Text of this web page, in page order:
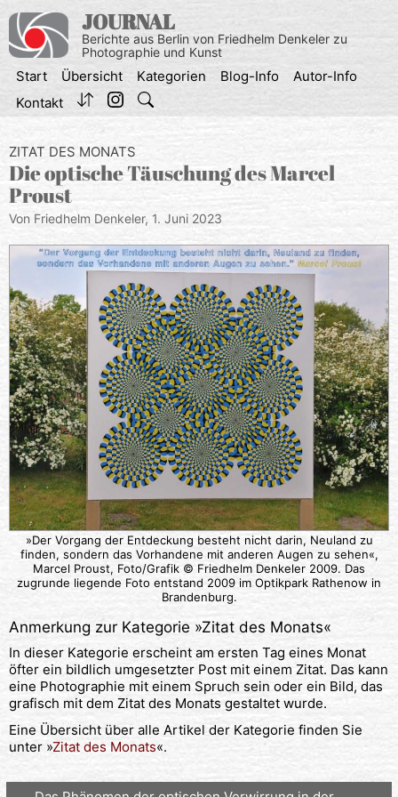
Inhalt
springen
JOURNAL
Berichte aus Berlin von Friedhelm Denkeler zu
Photographie und Kunst
Start Übersicht Kategorien Blog-Info
Autor-Info
Kontakt
ZITAT DES MONATS
Die optische Täuschung des Marcel
Proust
Von Friedhelm Denkeler, 1. Juni 2023
»Der Vorgang der Entdeckung besteht nicht darin, Neuland zu
finden, sondern das Vorhandene mit anderen Augen zu sehen«,
Marcel Proust, Foto/Grafik © Friedhelm Denkeler 2009. Das
zugrunde liegende Foto entstand 2009 im Optikpark Rathenow in
Brandenburg.
Anmerkung zur Kategorie »Zitat des Monats«
In dieser Kategorie erscheint am ersten Tag eines Monat
öfter ein bildlich umgesetzter Post mit einem Zitat. Das kann
eine Photographie mit einem Spruch sein oder ein Bild, das
grafisch mit dem Zitat des Monats gestaltet wurde.
Eine Übersicht über alle Artikel der Kategorie finden Sie
unter »Zitat des Monats«.